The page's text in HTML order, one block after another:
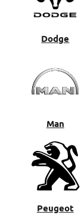
Dodge
Man
Peugeot